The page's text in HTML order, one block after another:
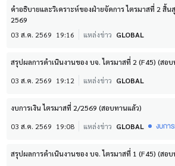
คำอธิบายและวิเคราะห์ของฝ่ายจัดการ ไตรมาสที่ 2 สิ้น
2569
03 ส.ค. 2569 19:16 แหล่งข่าว GLOBAL
สรุปผลการดำเนินงานของ บจ. ไตรมาสที่ 2 (F45) (สอ
03 ส.ค. 2569 19:12 แหล่งข่าว GLOBAL
งบการเงิน ไตรมาสที่ 2/2569 (สอบทานแล้ว)
03 ส.ค. 2569 19:08 แหล่งข่าว GLOBAL งบกา
สรุปผลการดำเนินงานของ บจ. ไตรมาสที่ 1 (F45) (สอ